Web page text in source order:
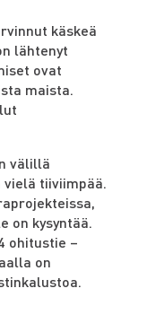
käskeä
lähtenyt
ovat
maista.
välillä
tiiviimpää.
on kysyntää.
ohitustie –
on